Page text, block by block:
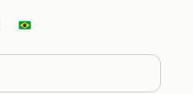
Change country